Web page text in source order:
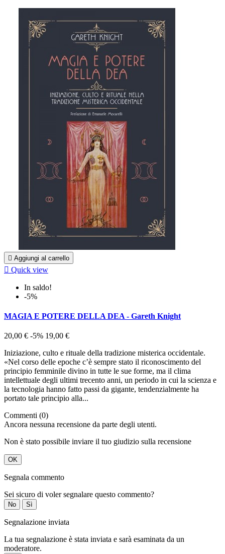
 Aggiungi al carrello
 Quick view
In saldo!
-5%
MAGIA E POTERE DELLA DEA - Gareth Knight
20,00 € -5% 19,00 €
Iniziazione, culto e rituale della tradizione misterica occidentale.
«Nel corso delle epoche c’è sempre stato il riconoscimento del
principio femminile divino in tutte le sue forme, ma il clima
intellettuale degli ultimi trecento anni, un periodo in cui la scienza e
la tecnologia hanno fatto passi da gigante, tendenzialmente ha
portato tale principio alla...
Commenti (0)
Ancora nessuna recensione da parte degli utenti.
Non è stato possibile inviare il tuo giudizio sulla recensione
OK
Segnala commento
Sei sicuro di voler segnalare questo commento?
No Sì
Segnalazione inviata
La tua segnalazione è stata inviata e sarà esaminata da un
moderatore.